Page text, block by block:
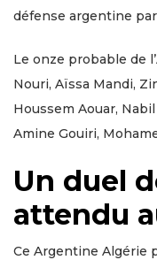
défense argentine
Le onze probable de
Nouri, Aïssa Mandi,
Houssem Aouar,
Amine Gouiri,
Un duel
attendu
Ce Argentine Algérie